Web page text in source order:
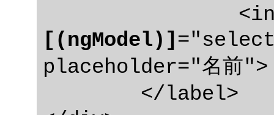
[(ngModel)]
placeholder="名前">